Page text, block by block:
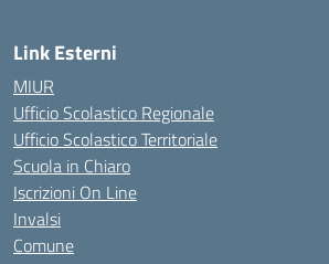
Link Esterni
MIUR
Ufficio Scolastico Regionale
Ufficio Scolastico Territoriale
Scuola in Chiaro
Iscrizioni On Line
Invalsi
Comune